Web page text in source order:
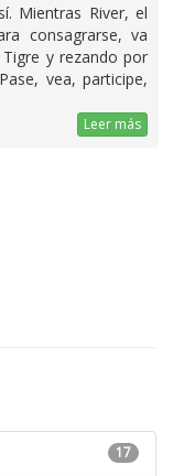
Mientras River, el
consagrarse, va
y rezando por
vea, participe,
Leer más
17